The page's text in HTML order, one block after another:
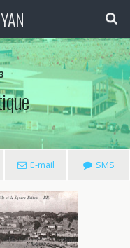
E-mail SMS